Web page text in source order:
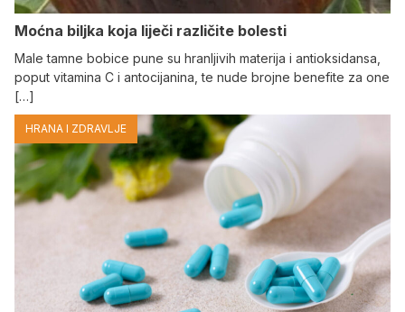
Moćna biljka koja liječi različite bolesti
Male tamne bobice pune su hranljivih materija i antioksidansa,
poput vitamina C i antocijanina, te nude brojne benefite za one
[…]
HRANA I ZDRAVLJE